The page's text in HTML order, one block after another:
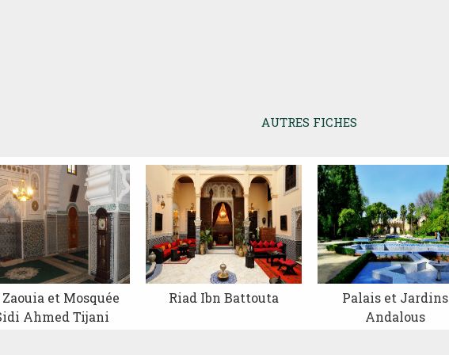
AUTRES FICHES
et Mosquée
Ahmed Tijani
Riad Ibn Battouta
Palais et Jardins
Andalous